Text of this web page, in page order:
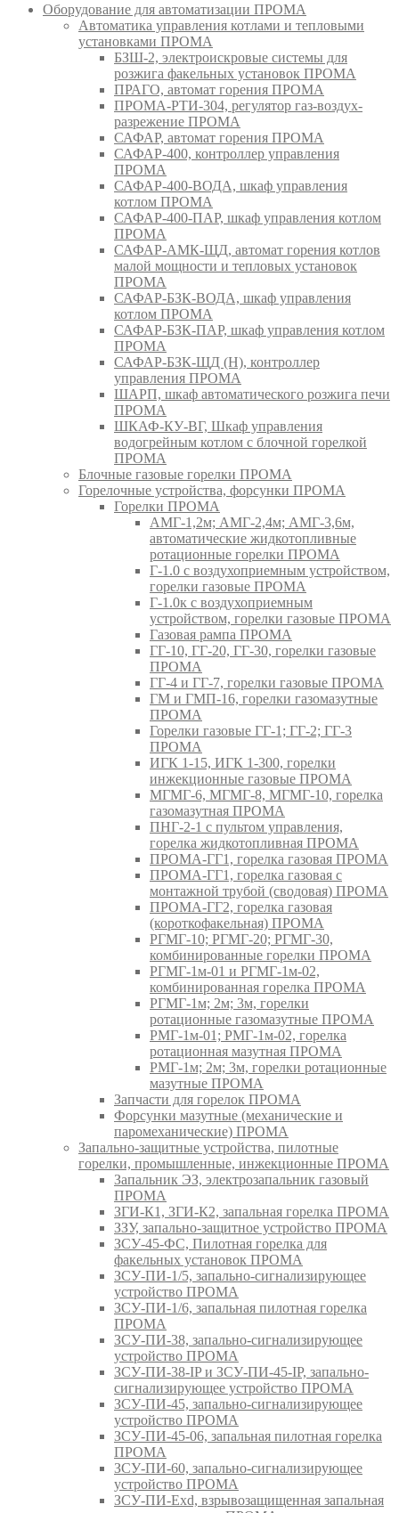
Оборудование для автоматизации ПРОМА
Автоматика управления котлами и тепловыми
установками ПРОМА
БЗШ-2, электроискровые системы для
розжига факельных установок ПРОМА
ПРАГО, автомат горения ПРОМА
ПРОМА-РТИ-304, регулятор газ-воздух-
разрежение ПРОМА
САФАР, автомат горения ПРОМА
САФАР-400, контроллер управления
ПРОМА
САФАР-400-ВОДА, шкаф управления
котлом ПРОМА
САФАР-400-ПАР, шкаф управления котлом
ПРОМА
САФАР-АМК-ЩД, автомат горения котлов
малой мощности и тепловых установок
ПРОМА
САФАР-БЗК-ВОДА, шкаф управления
котлом ПРОМА
САФАР-БЗК-ПАР, шкаф управления котлом
ПРОМА
САФАР-БЗК-ЩД (Н), контроллер
управления ПРОМА
ШАРП, шкаф автоматического розжига печи
ПРОМА
ШКАФ-КУ-ВГ, Шкаф управления
водогрейным котлом с блочной горелкой
ПРОМА
Блочные газовые горелки ПРОМА
Горелочные устройства, форсунки ПРОМА
Горелки ПРОМА
АМГ-1,2м; АМГ-2,4м; АМГ-3,6м,
автоматические жидкотопливные
ротационные горелки ПРОМА
Г-1.0 с воздухоприемным устройством,
горелки газовые ПРОМА
Г-1.0к с воздухоприемным
устройством, горелки газовые ПРОМА
Газовая рампа ПРОМА
ГГ-10, ГГ-20, ГГ-30, горелки газовые
ПРОМА
ГГ-4 и ГГ-7, горелки газовые ПРОМА
ГМ и ГМП-16, горелки газомазутные
ПРОМА
Горелки газовые ГГ-1; ГГ-2; ГГ-3
ПРОМА
ИГК 1-15, ИГК 1-300, горелки
инжекционные газовые ПРОМА
МГМГ-6, МГМГ-8, МГМГ-10, горелка
газомазутная ПРОМА
ПНГ-2-1 с пультом управления,
горелка жидкотопливная ПРОМА
ПРОМА-ГГ1, горелка газовая ПРОМА
ПРОМА-ГГ1, горелка газовая с
монтажной трубой (сводовая) ПРОМА
ПРОМА-ГГ2, горелка газовая
(короткофакельная) ПРОМА
РГМГ-10; РГМГ-20; РГМГ-30,
комбинированные горелки ПРОМА
РГМГ-1м-01 и РГМГ-1м-02,
комбинированная горелка ПРОМА
РГМГ-1м; 2м; 3м, горелки
ротационные газомазутные ПРОМА
РМГ-1м-01; РМГ-1м-02, горелка
ротационная мазутная ПРОМА
РМГ-1м; 2м; 3м, горелки ротационные
мазутные ПРОМА
Запчасти для горелок ПРОМА
Форсунки мазутные (механические и
паромеханические) ПРОМА
Запально-защитные устройства, пилотные
горелки, промышленные, инжекционные ПРОМА
Запальник ЭЗ, электрозапальник газовый
ПРОМА
ЗГИ-К1, ЗГИ-К2, запальная горелка ПРОМА
ЗЗУ, запально-защитное устройство ПРОМА
ЗСУ-45-ФС, Пилотная горелка для
факельных установок ПРОМА
ЗСУ-ПИ-1/5, запально-сигнализирующее
устройство ПРОМА
ЗСУ-ПИ-1/6, запальная пилотная горелка
ПРОМА
ЗСУ-ПИ-38, запально-сигнализирующее
устройство ПРОМА
ЗСУ-ПИ-38-IP и ЗСУ-ПИ-45-IP, запально-
сигнализирующее устройство ПРОМА
ЗСУ-ПИ-45, запально-сигнализирующее
устройство ПРОМА
ЗСУ-ПИ-45-06, запальная пилотная горелка
ПРОМА
ЗСУ-ПИ-60, запально-сигнализирующее
устройство ПРОМА
ЗСУ-ПИ-Exd, взрывозащищенная запальная